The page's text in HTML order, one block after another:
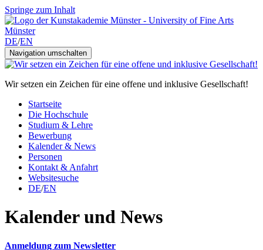
Springe zum Inhalt
DE/EN
Navigation umschalten
Wir setzen ein Zeichen für eine offene und inklusive Gesellschaft!
Startseite
Die Hochschule
Studium & Lehre
Bewerbung
Kalender & News
Personen
Kontakt & Anfahrt
Websitesuche
DE/EN
Kalender und News
Anmeldung zum Newsletter